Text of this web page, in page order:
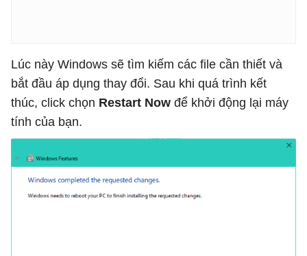
Lúc này Windows sẽ tìm kiếm các file cần thiết và
bắt đầu áp dụng thay đổi. Sau khi quá trình kết
thúc, click chọn Restart Now để khởi động lại máy
tính của bạn.